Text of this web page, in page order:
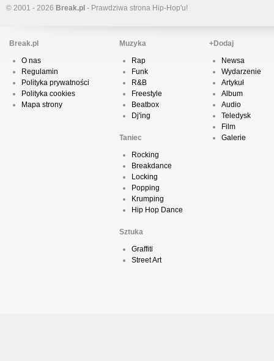
© 2001 - 2026 Break.pl - Prawdziwa strona Hip-Hop'u!
Break.pl
O nas
Regulamin
Polityka prywatności
Polityka cookies
Mapa strony
Muzyka
Rap
Funk
R&B
Freestyle
Beatbox
Dj'ing
Taniec
Rocking
Breakdance
Locking
Popping
Krumping
Hip Hop Dance
Sztuka
Graffiti
Street Art
+Dodaj
Newsa
Wydarzenie
Artykuł
Album
Audio
Teledysk
Film
Galerie